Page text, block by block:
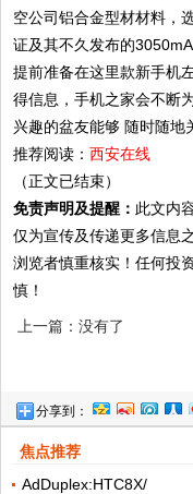
空公司铝合金型材材料，
证及其不久发布的
提前准备在这里款新手机
得信息，手机之家会不断
兴趣的盆友能够 随时随地
推荐阅读：西安在线
（正文已结束）
免责声明及提醒： 此文内
仅为宣传及传递更多信息
浏览者慎重核实！任何投
慎！
上一篇：没有了
分享到：
焦点推荐
AdDuplex:HTC8X/